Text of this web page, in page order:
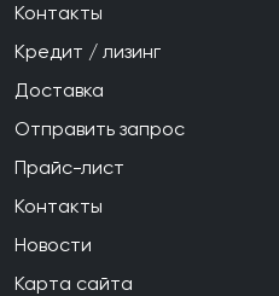
Контакты
Кредит / лизинг
Доставка
Отправить запрос
Прайс-лист
Контакты
Новости
Карта сайта